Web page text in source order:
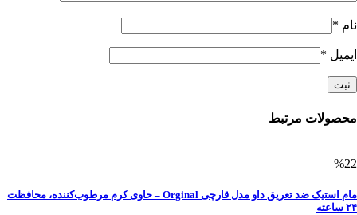
نام *
ایمیل *
محصولات مرتبط
%22
مام استیک ضد تعریق داو مدل قارچی Orginal – حاوی کرم مرطوب‌کننده، محافظت
۲۴ ساعته